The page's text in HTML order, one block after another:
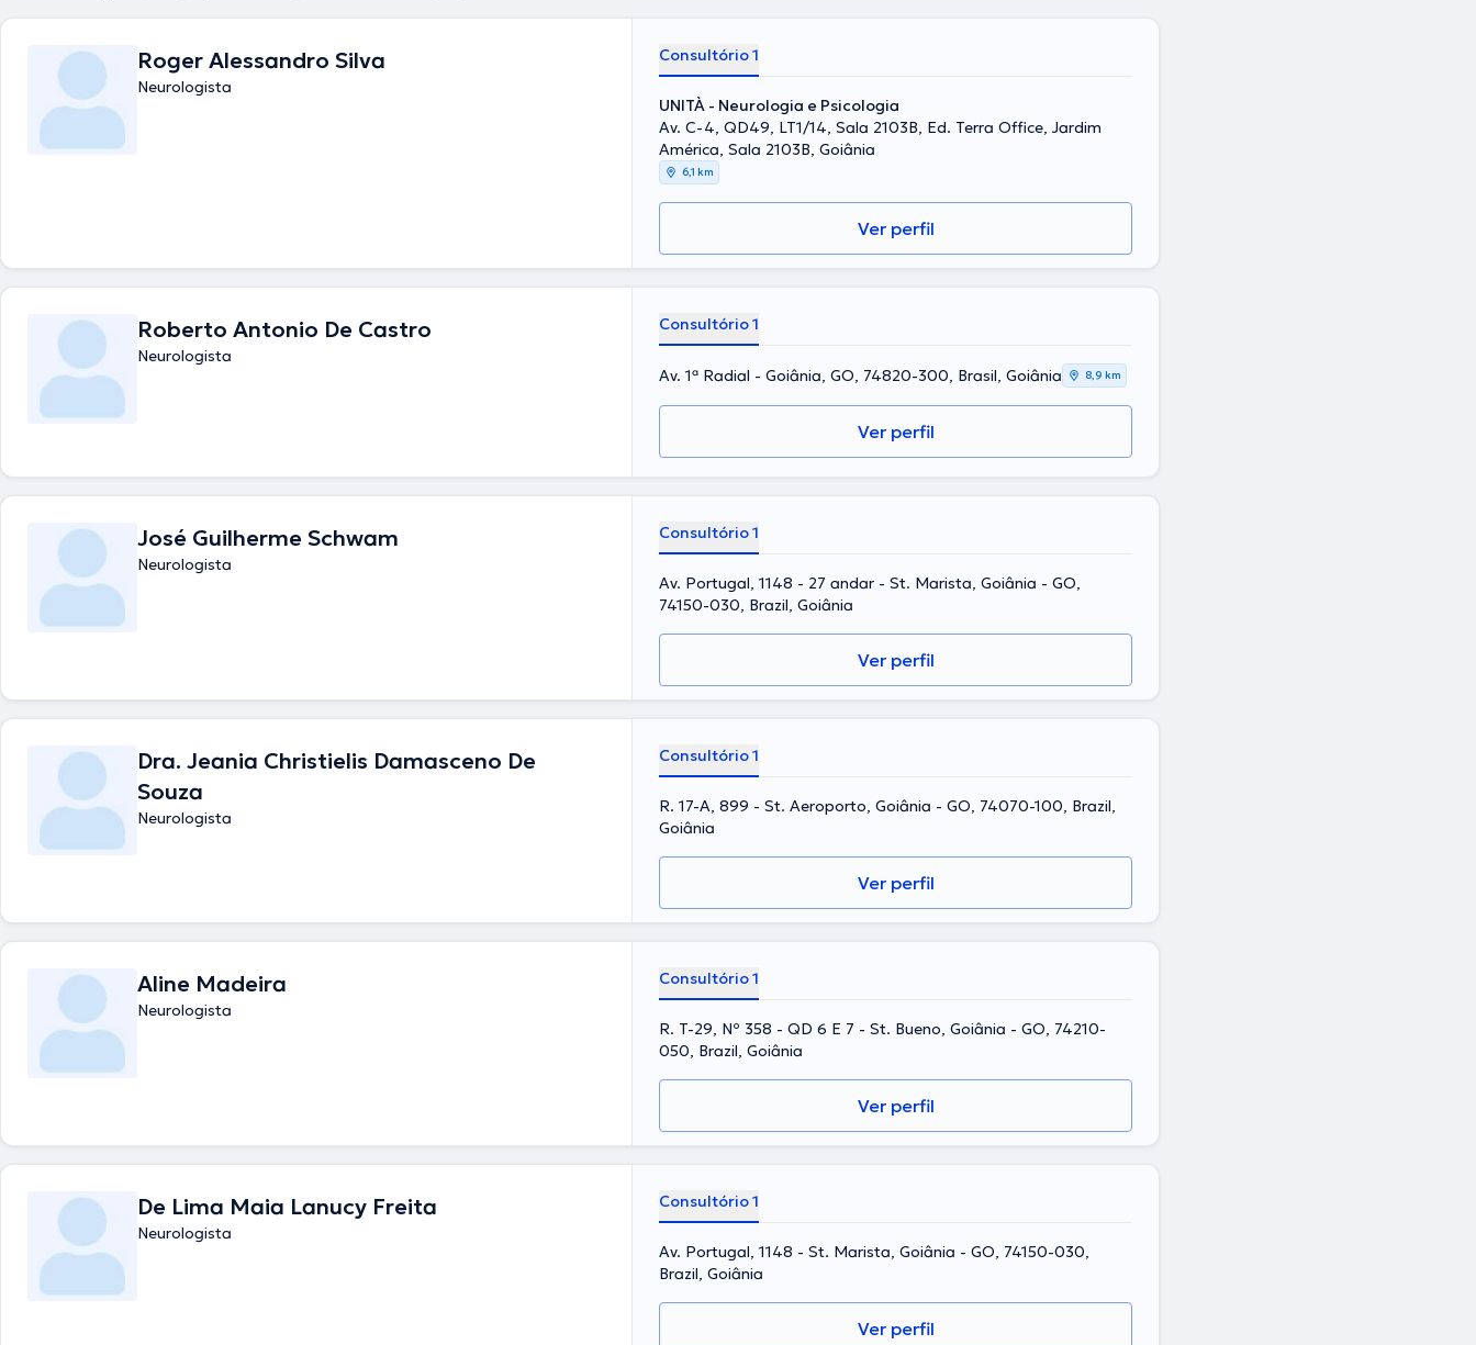
Roger Alessandro Silva
Neurologista
Consultório 1
UNITÀ - Neurologia e Psicologia
Av. C-4, QD49, LT1/14, Sala 2103B, Ed. Terra Office, Jardim
América, Sala 2103B, Goiânia
6,1 km
Ver perfil
Roberto Antonio De Castro
Neurologista
Consultório 1
Av. 1ª Radial - Goiânia, GO, 74820-300, Brasil, Goiânia 8,9 km
Ver perfil
José Guilherme Schwam
Neurologista
Consultório 1
Av. Portugal, 1148 - 27 andar - St. Marista, Goiânia - GO,
74150-030, Brazil, Goiânia
Ver perfil
Dra. Jeania Christielis Damasceno De
Souza
Neurologista
Consultório 1
R. 17-A, 899 - St. Aeroporto, Goiânia - GO, 74070-100, Brazil,
Goiânia
Ver perfil
Aline Madeira
Neurologista
Consultório 1
R. T-29, Nº 358 - QD 6 E 7 - St. Bueno, Goiânia - GO, 74210-
050, Brazil, Goiânia
Ver perfil
De Lima Maia Lanucy Freita
Neurologista
Consultório 1
Av. Portugal, 1148 - St. Marista, Goiânia - GO, 74150-030,
Brazil, Goiânia
Ver perfil